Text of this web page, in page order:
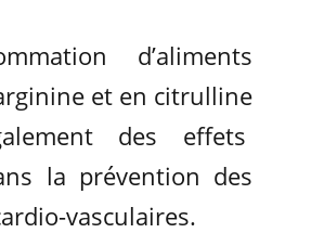
d’aliments
et en citrulline
des effets
la prévention des
vasculaires.